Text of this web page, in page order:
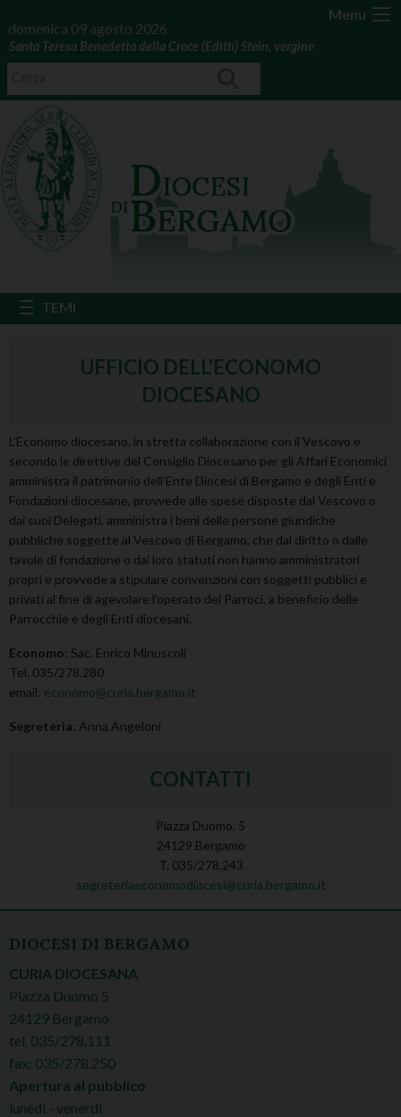
Menu
domenica 09 agosto 2026
Santa Teresa Benedetta della Croce (Edith) Stein, vergine
UFFICIO DELL'ECONOMO
DIOCESANO
L’Economo diocesano, in stretta collaborazione con il Vescovo e
secondo le direttive del Consiglio Diocesano per gli Affari Economici
amministra il patrimonio dell’Ente Diocesi di Bergamo e degli Enti e
Fondazioni diocesane, provvede alle spese disposte dal Vescovo o
dai suoi Delegati, amministra i beni delle persone giuridiche
pubbliche soggette al Vescovo di Bergamo, che dal diritto o dalle
tavole di fondazione o dai loro statuti non hanno amministratori
propri e provvede a stipulare convenzioni con soggetti pubblici e
privati al fine di agevolare l’operato dei Parroci, a beneficio delle
Parrocchie e degli Enti diocesani.
Economo: Sac. Enrico Minuscoli
Tel. 035/278.280
email: economo@curia.bergamo.it
Segreteria: Anna Angeloni
CONTATTI
Piazza Duomo, 5
24129 Bergamo
T. 035/278.243
segreteriaeconomodiocesi@curia.bergamo.it
DIOCESI DI BERGAMO
CURIA DIOCESANA
Piazza Duomo 5
24129 Bergamo
tel. 035/278.111
fax: 035/278.250
Apertura al pubblico
lunedì - venerdì